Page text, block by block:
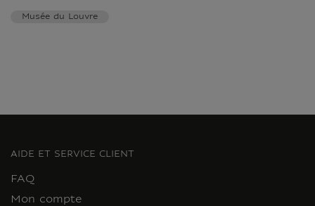
Musée du Louvre
AIDE ET SERVICE CLIENT
FAQ
Mon compte